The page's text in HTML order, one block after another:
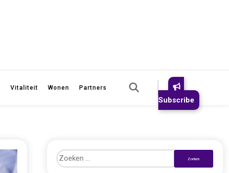
Vitaliteit Wonen Partners
Subscribe